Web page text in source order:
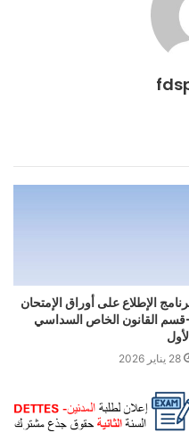
الإطلاع على أوراق الإمتحان
القانون الخاص السداسي
28 يناير 2026